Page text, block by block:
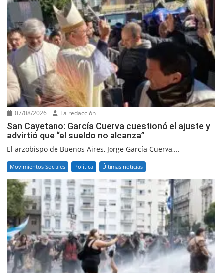
07/08/2026 La redacción
San Cayetano: García Cuerva cuestionó el ajuste y
advirtió que “el sueldo no alcanza”
El arzobispo de Buenos Aires, Jorge García Cuerva,...
Movimientos Sociales Política Últimas noticias